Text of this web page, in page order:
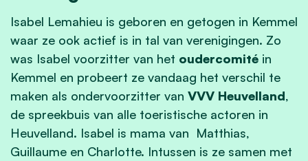
Isabel Lemahieu is geboren en getogen in Kemmel
waar ze ook actief is in tal van verenigingen. Zo
was Isabel voorzitter van het oudercomité in
Kemmel en probeert ze vandaag het verschil te
maken als ondervoorzitter van VVV Heuvelland,
de spreekbuis van alle toeristische actoren in
Heuvelland. Isabel is mama van Matthias,
Guillaume en Charlotte. Intussen is ze samen met